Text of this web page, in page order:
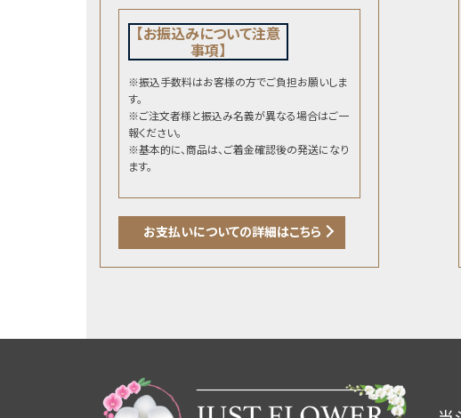
【お振込みについて注意
事項】
※振込手数料はお客様の方でご負担お願いしま
す。
※ご注文者様と振込み名義が異なる場合はご一
報ください。
※基本的に、商品は、ご着金確認後の発送になり
ます。
お支払いについての詳細はこちら